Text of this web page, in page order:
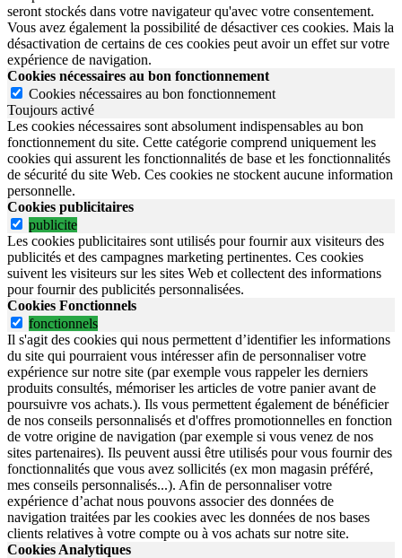
seront stockés dans votre navigateur qu'avec votre consentement.
Vous avez également la possibilité de désactiver ces cookies. Mais la
désactivation de certains de ces cookies peut avoir un effet sur votre
expérience de navigation.
Cookies nécessaires au bon fonctionnement
Cookies nécessaires au bon fonctionnement
Toujours activé
Les cookies nécessaires sont absolument indispensables au bon
fonctionnement du site. Cette catégorie comprend uniquement les
cookies qui assurent les fonctionnalités de base et les fonctionnalités
de sécurité du site Web. Ces cookies ne stockent aucune information
personnelle.
Cookies publicitaires
publicite
Les cookies publicitaires sont utilisés pour fournir aux visiteurs des
publicités et des campagnes marketing pertinentes. Ces cookies
suivent les visiteurs sur les sites Web et collectent des informations
pour fournir des publicités personnalisées.
Cookies Fonctionnels
fonctionnels
Il s'agit des cookies qui nous permettent d’identifier les informations
du site qui pourraient vous intéresser afin de personnaliser votre
expérience sur notre site (par exemple vous rappeler les derniers
produits consultés, mémoriser les articles de votre panier avant de
poursuivre vos achats.). Ils vous permettent également de bénéficier
de nos conseils personnalisés et d'offres promotionnelles en fonction
de votre origine de navigation (par exemple si vous venez de nos
sites partenaires). Ils peuvent aussi être utilisés pour vous fournir des
fonctionnalités que vous avez sollicités (ex mon magasin préféré,
mes conseils personnalisés...). Afin de personnaliser votre
expérience d’achat nous pouvons associer des données de
navigation traitées par les cookies avec les données de nos bases
clients relatives à votre compte ou à vos achats sur notre site.
Cookies Analytiques